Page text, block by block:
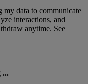
my data to communicate
interactions, and
anytime. See
...